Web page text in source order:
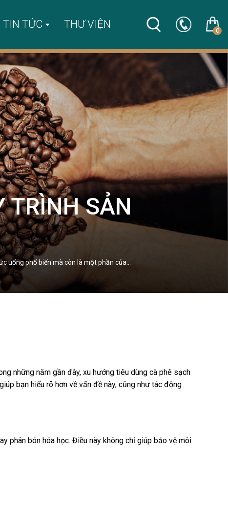
TIN TỨC THƯ VIỆN 0
TRÌNH SẢN
uống phổ biến mà còn là một phần của…
những năm gần đây, xu hướng tiêu dùng cà phê sạch
bạn hiểu rõ hơn về vấn đề này, cũng như tác động
phân bón hóa học. Điều này không chỉ giúp bảo vệ môi